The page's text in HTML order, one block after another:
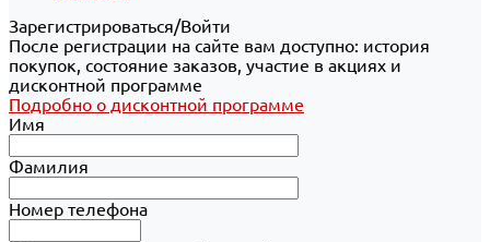
Зарегистрироваться/Войти
После регистрации на сайте вам доступно: история
покупок, состояние заказов, участие в акциях и
дисконтной программе
Подробно о дисконтной программе
Имя
Фамилия
Номер телефона